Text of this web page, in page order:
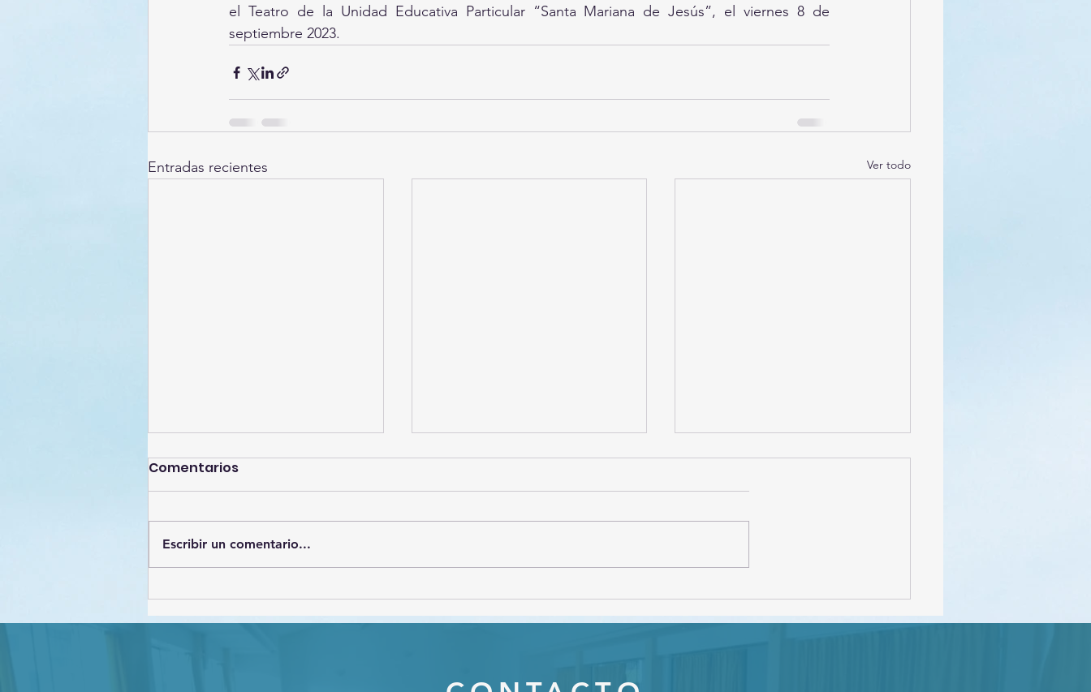
el Teatro de la Unidad Educativa Particular “Santa Mariana de Jesús”, el viernes 8 de
septiembre 2023.
Entradas recientes Ver todo
Estrategias de
Protección de datos
Webinar "Gestión de
conflictos en el ámbito
CONFEDEC – INEVAL
Comentarios
Escribir un comentario...